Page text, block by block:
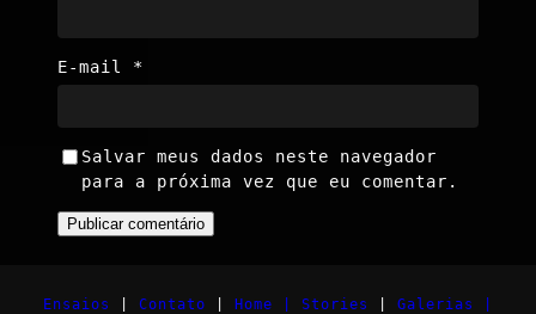
E-mail *
Salvar meus dados neste navegador
para a próxima vez que eu comentar.
Ensaios Contato Home | Stories
Galerias |